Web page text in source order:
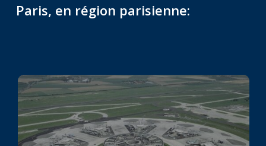
Paris, en région parisienne: